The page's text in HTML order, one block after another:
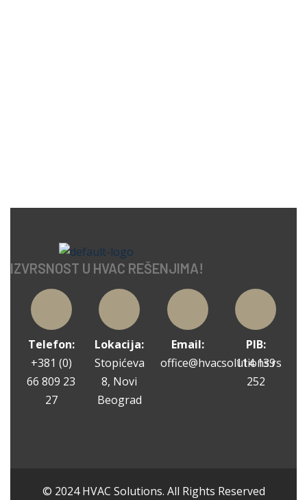
IZVRSNOST U HVAC REŠENJIMA!
Telefon:
+381 (0)
66 809 23
27
Lokacija:
Stopićeva
8, Novi
Beograd
Email:
office@hvacsolutions.rs
PIB:
114 139
252
© 2024 HVAC Solutions. All Rights Reserved